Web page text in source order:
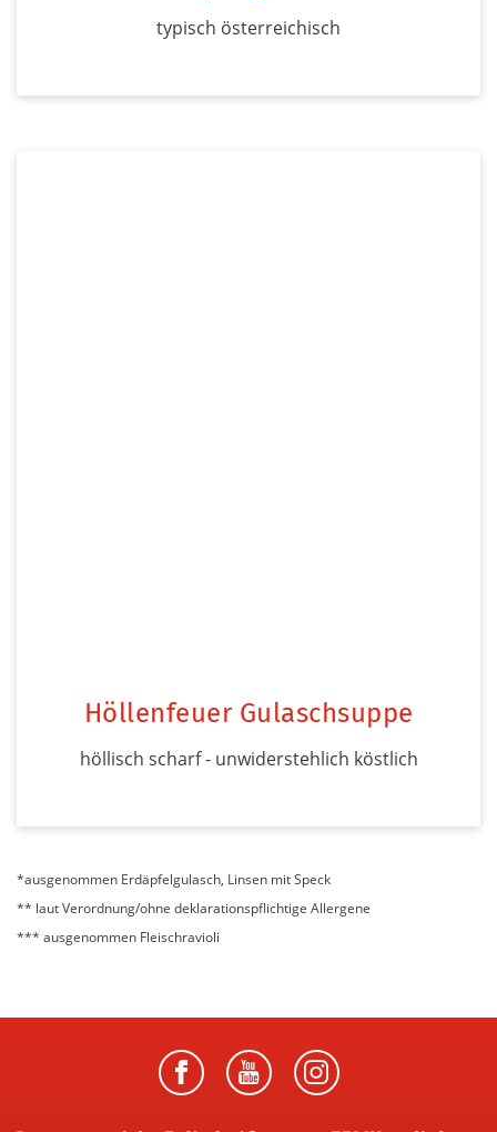
typisch österreichisch
Höllenfeuer Gulaschsuppe
höllisch scharf - unwiderstehlich köstlich
*ausgenommen Erdäpfelgulasch, Linsen mit Speck
** laut Verordnung/ohne deklarationspflichtige Allergene
*** ausgenommen Fleischravioli